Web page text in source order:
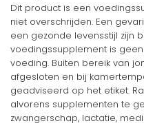
Dit product is een
niet overschrijden. Een
een gezonde levensstijl zijn
voedingssupplement is
voeding. Buiten bereik van
afgesloten en bij
geadviseerd op het etiket.
alvorens supplementen te
zwangerschap, lactatie,